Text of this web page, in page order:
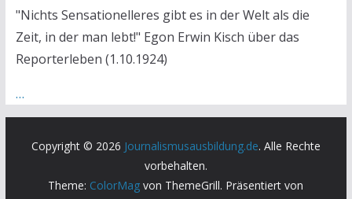
"Nichts Sensationelleres gibt es in der Welt als die
Zeit, in der man lebt!" Egon Erwin Kisch über das
Reporterleben (1.10.1924)
…
Copyright © 2026 Journalismusausbildung.de. Alle Rechte
vorbehalten.
Theme: ColorMag von ThemeGrill. Präsentiert von